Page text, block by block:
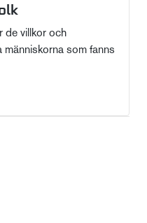
de villkor och
som fanns